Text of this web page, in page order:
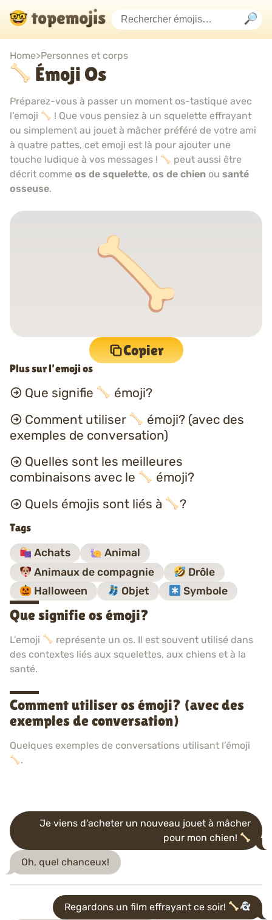
Home>Personnes et corps
Émoji Os
Préparez-vous à passer un moment os-tastique avec
l’emoji
! Que vous pensiez à un squelette effrayant
ou simplement au jouet à mâcher préféré de votre ami
à quatre pattes, cet emoji est là pour ajouter une
touche ludique à vos messages !
peut aussi être
décrit comme os de squelette, os de chien ou santé
osseuse.
Copier
Plus sur l’emoji os
Que signifie
émoji?
Comment utiliser
émoji? (avec des
exemples de conversation)
Quelles sont les meilleures
combinaisons avec le
émoji?
Quels émojis sont liés à
?
Tags
Achats
Animal
Animaux de compagnie
Drôle
Halloween
Objet Symbole
Que signifie os émoji?
L'emoji
représente un os. Il est souvent utilisé dans
des contextes liés aux squelettes, aux chiens et à la
santé.
Comment utiliser os émoji? (avec des
exemples de conversation)
Quelques exemples de conversations utilisant l’émoji
.
Je viens d'acheter un nouveau jouet à mâcher
pour mon chien!
Oh, quel chanceux!
Regardons un film effrayant ce soir!